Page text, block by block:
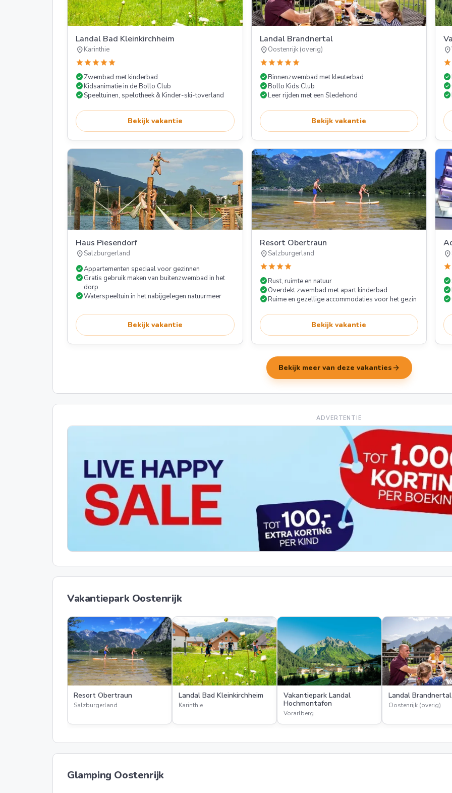
Landal Bad Kleinkirchheim
location_onKarinthie
starstarstarstarstar
check_circleZwembad met kinderbad
check_circleKidsanimatie in de Bollo Club
check_circleSpeeltuinen, spelotheek & Kinder-ski-toverland
Bekijk vakantie
Landal Brandnertal
location_onOostenrijk (overig)
starstarstarstarstar
check_circleBinnenzwembad met kleuterbad
check_circleBollo Kids Club
check_circleLeer rijden met een Sledehond
Bekijk vakantie
location_on
star
check_circle
check_circle
check_circle
Haus Piesendorf
location_onSalzburgerland
check_circleAppartementen speciaal voor gezinnen
check_circleGratis gebruik maken van buitenzwembad in het
dorp
check_circleWaterspeeltuin in het nabijgelegen natuurmeer
Bekijk vakantie
Resort Obertraun
location_onSalzburgerland
starstarstarstar
check_circleRust, ruimte en natuur
check_circleOverdekt zwembad met apart kinderbad
check_circleRuime en gezellige accommodaties voor het gezin
Bekijk vakantie
location_on
star
check_circle
check_circle
check_circle
Bekijk meer van deze vakanties arrow_forward
ADVERTENTIE
Vakantiepark Oostenrijk
Resort Obertraun
Salzburgerland
Landal Bad Kleinkirchheim
Karinthie
Vakantiepark Landal
Hochmontafon
Vorarlberg
Landal Brandnertal
Oostenrijk (overig)
Glamping Oostenrijk